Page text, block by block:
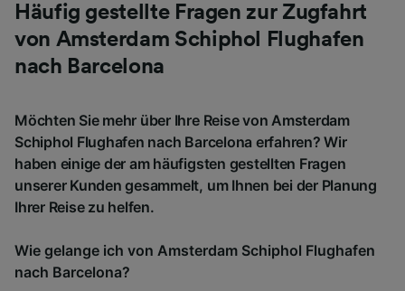
Häufig gestellte Fragen zur Zugfahrt
von Amsterdam Schiphol Flughafen
nach Barcelona
Möchten Sie mehr über Ihre Reise von Amsterdam
Schiphol Flughafen nach Barcelona erfahren? Wir
haben einige der am häufigsten gestellten Fragen
unserer Kunden gesammelt, um Ihnen bei der Planung
Ihrer Reise zu helfen.
Wie gelange ich von Amsterdam Schiphol Flughafen
nach Barcelona?